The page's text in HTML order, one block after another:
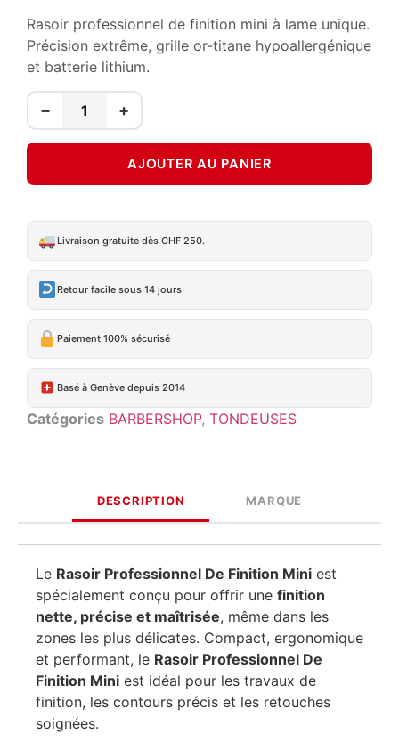
Rasoir professionnel de finition mini à lame unique.
Précision extrême, grille or-titane hypoallergénique
et batterie lithium.
− +
AJOUTER AU PANIER
Livraison gratuite dès CHF 250.-
Retour facile sous 14 jours
Paiement 100% sécurisé
Basé à Genève depuis 2014
Catégories BARBERSHOP, TONDEUSES
DESCRIPTION MARQUE
Le Rasoir Professionnel De Finition Mini est
spécialement conçu pour offrir une finition
nette, précise et maîtrisée, même dans les
zones les plus délicates. Compact, ergonomique
et performant, le Rasoir Professionnel De
Finition Mini est idéal pour les travaux de
finition, les contours précis et les retouches
soignées.